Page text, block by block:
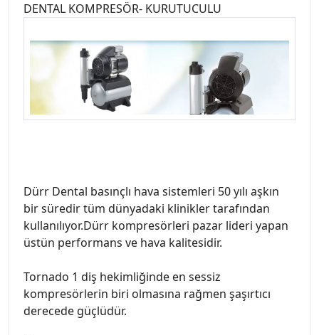
DENTAL KOMPRESÖR- KURUTUCULU
Dürr Dental basınçlı hava sistemleri 50 yılı aşkın
bir süredir tüm dünyadaki klinikler tarafından
kullanılıyor.Dürr kompresörleri pazar lideri yapan
üstün performans ve hava kalitesidir.
Tornado 1 diş hekimliğinde en sessiz
kompresörlerin biri olmasına rağmen şaşırtıcı
derecede güçlüdür.